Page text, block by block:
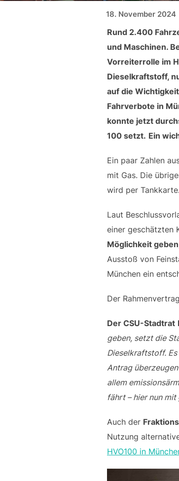
18. November 2024
Rund 2.400
und Maschinen.
Vorreiterrolle im
Dieselkraftstoff,
auf die
Fahrverbote in
konnte jetzt
100 setzt. Ein
Ein paar Zahlen
mit Gas. Die
wird per
Laut
einer geschätzten
Möglichkeit
Ausstoß von
München ein
Der
Der CSU-Stadtrat
geben, setzt die
Dieselkraftstoff.
Antrag
allem
fährt – hier nun mit
Auch der
Nutzung
HVO100 in